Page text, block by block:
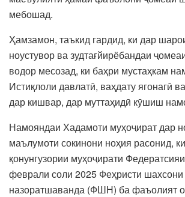
мебошад.
Ҳамзамон, таъкид гардид, ки дар
ноустувор ва зудтағйирёбандаи
водор месозад, ки баҳри мустаҳкам
Истиқлоли давлатӣ, ваҳдату ягонагӣ
дар кишвар, дар муттаҳидӣ кӯшиш
Намояндаи Хадамоти муҳоҷират дар
маълумоти сокинони ноҳия расонид,
қонунгузории муҳоҷирати
феврали соли 2025 Феҳристи шахсони
назоратшаванда (ФШН) ба фаъолият